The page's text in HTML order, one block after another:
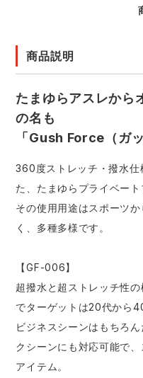
商品説明
たまゆらアスレから
の名も
「Gush Force（ガ
360度ストレッチ・撥水仕
た、たまゆらプライベート
その使用用途はスポーツ
く、多種多様です。
【GF-006】
超撥水と超ストレッチ性
でターゲットは20代から
ビジネスシーンはもちろ
クシーンにも対応可能で
アイテム。